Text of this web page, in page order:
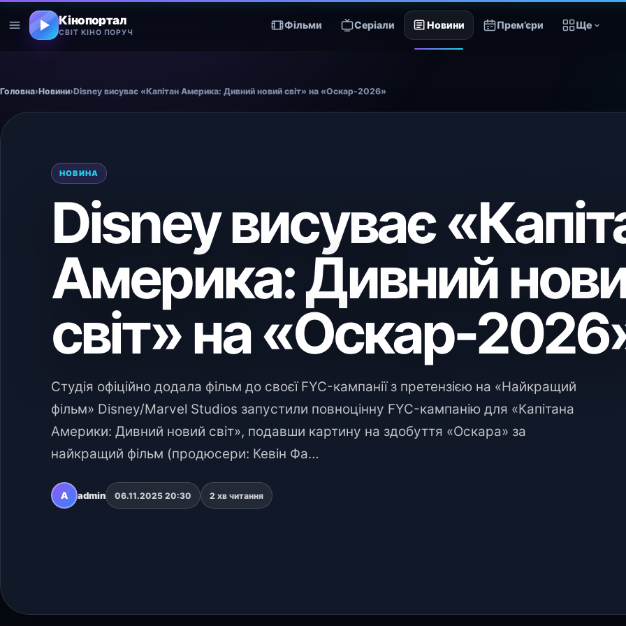
Кінопортал
СВІТ КІНО ПОРУЧ
Фільми Серіали Новини Прем’єри Ще
Головна›Новини›Disney висуває «Капітан Америка: Дивний новий світ» на «Оскар-2026»
НОВИНА
Disney висуває
Америка: Дивний
світ» на «Оскар-
Студія офіційно додала фільм до своєї FYC-кампанії з претензією на «Найкращий
фільм» Disney/Marvel Studios запустили повноцінну FYC-кампанію для «Капітана
Америки: Дивний новий світ», подавши картину на здобуття «Оскара» за
найкращий фільм (продюсери: Кевін Фа…
A admin 06.11.2025 20:30 2 хв читання